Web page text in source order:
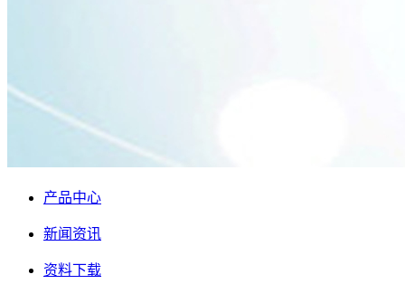
产品中心
新闻资讯
资料下载